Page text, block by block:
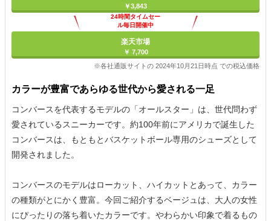
￥3,843
24時間タイムセー
ル毎日開催中
楽天市場
￥ 7,700
※各社通販サイトの 2024年10月21日時点 での税込価格
カラーが豊富であらゆる世代から愛される一足
コンバースを代表するモデルの「オールスター」は、世代問わず
愛されているスニーカーです。約100年前にアメリカで誕生した
コンバースは、もともとバスケットボール専用のシューズとして
開発されました。
コンバースのモデルはローカット、ハイカットとあって、カラー
の種類がとにかく豊富。今回ご紹介するベージュは、大人の女性
にぴったりの落ち着いたカラーです。やわらかい印象で着るもの